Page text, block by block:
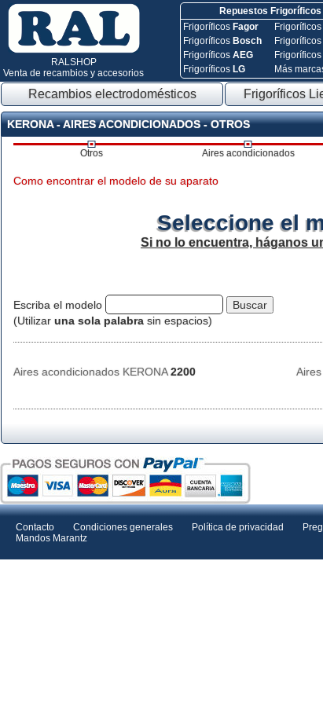
RALSHOP
Venta de recambios y accesorios
Repuestos Frigoríficos
Frigoríficos Fagor
Frigoríficos Bosch
FrigoríficosAEG
Frigoríficos LG
Frigoríficos
Frigoríficos
Más
Recambios electrodomésticos Frigoríficos
KERONA - AIRES ACONDICIONADOS - OTROS
Otros Aires acondicionados
Como encontrar el modelo de su aparato
Seleccione el
Si no lo encuentra, háganos
Escriba el modelo
(Utilizar una sola palabra sin espacios)
Aires acondicionados KERONA2200
Contacto Condiciones generales Política de privacidad
Mandos Marantz